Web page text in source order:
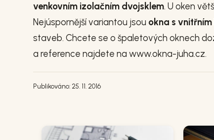
venkovním izolačním dvojsklem. U oken
Nejúspornější variantou jsou okna s
staveb. Chcete se o špaletových oknech
a reference najdete na www.okna-juha.cz.
Publikováno: 25. 11. 2016